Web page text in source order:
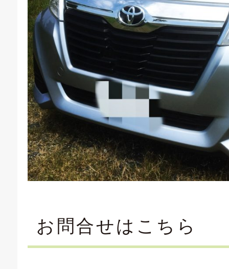
お問合せはこちら